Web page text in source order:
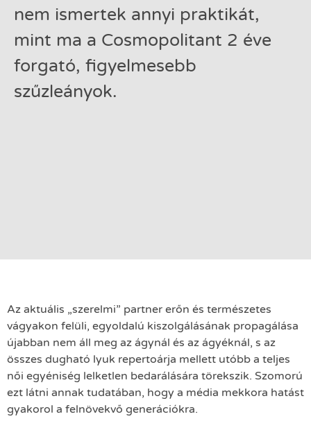
nem ismertek annyi praktikát,
mint ma a Cosmopolitant 2 éve
forgató, figyelmesebb
szűzleányok.
Az aktuális „szerelmi” partner erőn és természetes
vágyakon felüli, egyoldalú kiszolgálásának propagálása
újabban nem áll meg az ágynál és az ágyéknál, s az
összes dugható lyuk repertoárja mellett utóbb a teljes
női egyéniség lelketlen bedarálására törekszik. Szomorú
ezt látni annak tudatában, hogy a média mekkora hatást
gyakorol a felnövekvő generációkra.